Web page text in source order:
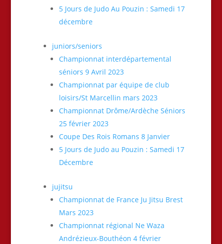
5 Jours de Judo Au Pouzin : Samedi 17
décembre
juniors/seniors
Championnat interdépartemental
séniors 9 Avril 2023
Championnat par équipe de club
loisirs/St Marcellin mars 2023
Championnat Drôme/Ardèche Séniors
25 février 2023
Coupe Des Rois Romans 8 Janvier
5 Jours de Judo au Pouzin : Samedi 17
Décembre
jujitsu
Championnat de France Ju Jitsu Brest
Mars 2023
Championnat régional Ne Waza
Andrézieux-Bouthéon 4 février